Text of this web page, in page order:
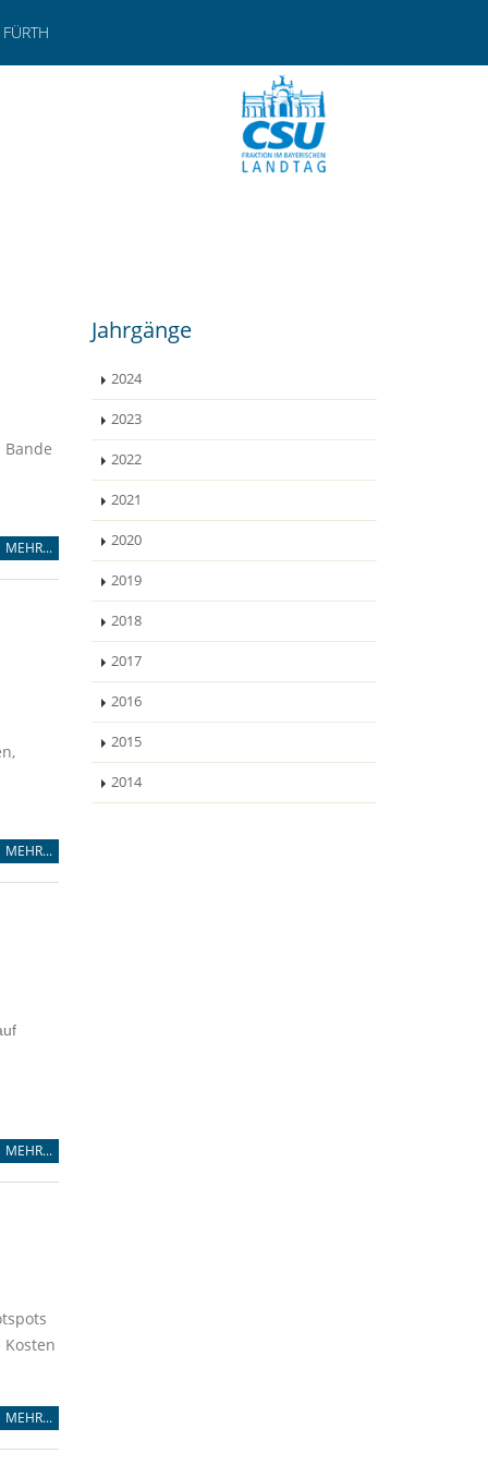
MEHR...
MEHR...
MEHR...
MEHR...
Jahrgänge
2024
2023
2022
2021
2020
2019
2018
2017
2016
2015
2014